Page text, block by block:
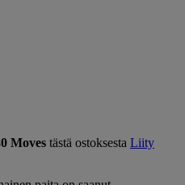
Moves tästä ostoksesta Liity